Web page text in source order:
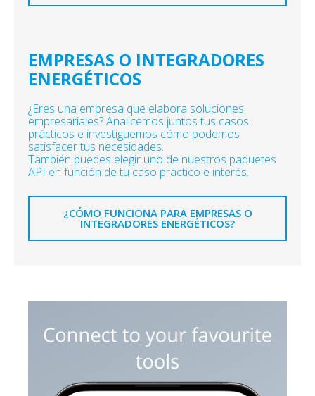
EMPRESAS O INTEGRADORES
ENERGÉTICOS
¿Eres una empresa que elabora soluciones
empresariales? Analicemos juntos tus casos
prácticos e investiguemos cómo podemos
satisfacer tus necesidades.
También puedes elegir uno de nuestros paquetes
API en función de tu caso práctico e interés.
¿CÓMO FUNCIONA PARA EMPRESAS O
INTEGRADORES ENERGÉTICOS?